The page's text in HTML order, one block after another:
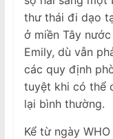
thư thái đi dạo
ở miền Tây
Emily, dù vẫn
các quy định
tuyệt khi có thể
lại bình thường.
Kể từ ngày